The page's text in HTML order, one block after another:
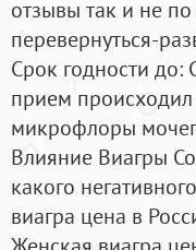
отзывы так и не
перевернуться-
Срок годности до:
прием происходил
микрофлоры
Влияние Виагры
какого
виагра цена в